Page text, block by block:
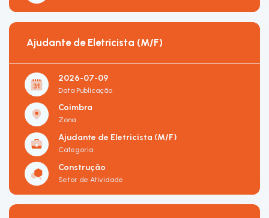
Ajudante de Eletricista (M/F)
2026-07-09
Data Publicação
Coimbra
Zona
Ajudante de Eletricista (M/F)
Categoria
Construção
Setor de Atividade